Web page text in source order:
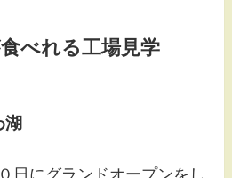
べれる工場見学
湖
日にグランドオープンをし